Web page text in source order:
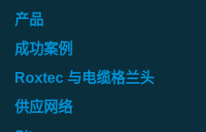
产品
成功案例
Roxtec 与电缆格兰头
供应网络